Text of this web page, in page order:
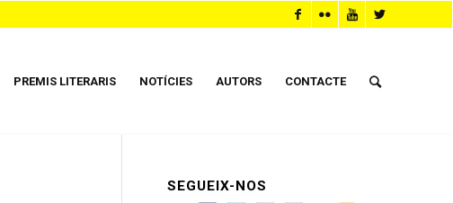
PREMIS LITERARIS NOTÍCIES AUTORS CONTACTE
SEGUEIX-NOS